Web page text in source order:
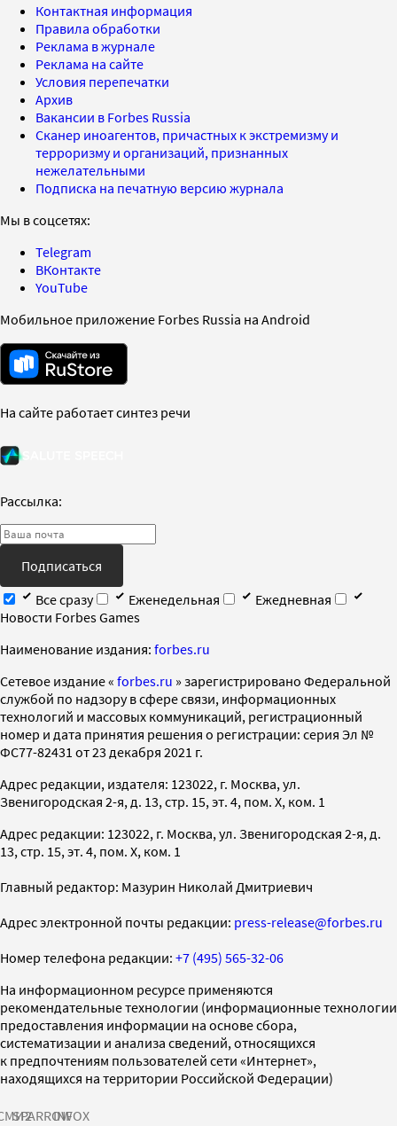
Контактная информация
Правила обработки
Реклама в журнале
Реклама на сайте
Условия перепечатки
Архив
Вакансии в Forbes Russia
Сканер иноагентов, причастных к экстремизму и
терроризму и организаций, признанных
нежелательными
Подписка на печатную версию журнала
Мы в соцсетях:
Telegram
ВКонтакте
YouTube
Мобильное приложение Forbes Russia на Android
На сайте работает синтез речи
Рассылка:
Подписаться
Все сразу
Еженедельная
Ежедневная
Новости Forbes Games
Наименование издания: forbes.ru
Cетевое издание « forbes.ru » зарегистрировано Федеральной
службой по надзору в сфере связи, информационных
технологий и массовых коммуникаций, регистрационный
номер и дата принятия решения о регистрации: серия Эл №
ФС77-82431 от 23 декабря 2021 г.
Адрес редакции, издателя: 123022, г. Москва, ул.
Звенигородская 2-я, д. 13, стр. 15, эт. 4, пом. X, ком. 1
Адрес редакции: 123022, г. Москва, ул. Звенигородская 2-я, д.
13, стр. 15, эт. 4, пом. X, ком. 1
Главный редактор: Мазурин Николай Дмитриевич
Адрес электронной почты редакции: press-release@forbes.ru
Номер телефона редакции: +7 (495) 565-32-06
На информационном ресурсе применяются
рекомендательные технологии (информационные технологии
предоставления информации на основе сбора,
систематизации и анализа сведений, относящихся
к предпочтениям пользователей сети «Интернет»,
находящихся на территории Российской Федерации)
SPARROWINFOX